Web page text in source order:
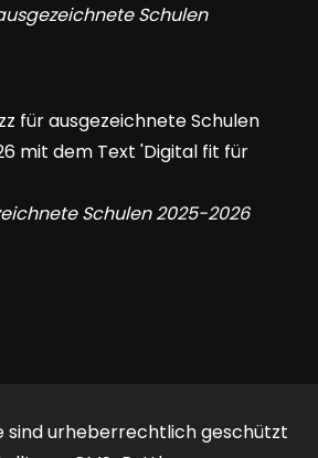
Schulen
Schulen 2025-2026
sind urheberrechtlich geschützt